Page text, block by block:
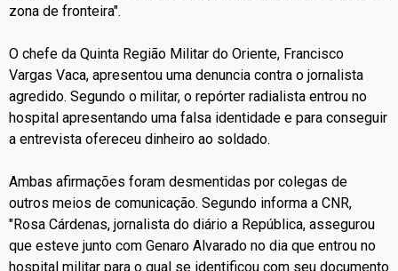
zona de fronteira".
O chefe da Quinta Região Militar do Oriente, Francisco
Vargas Vaca, apresentou uma denuncia contra o jornalista
agredido. Segundo o militar, o repórter radialista entrou no
hospital apresentando uma falsa identidade e para conseguir
a entrevista ofereceu dinheiro ao soldado.
Ambas afirmações foram desmentidas por colegas de
outros meios de comunicação. Segundo informa a CNR,
"Rosa Cárdenas, jornalista do diário a República, assegurou
que esteve junto com Genaro Alvarado no dia que entrou no
hospital militar para o qual se identificou com seu documento